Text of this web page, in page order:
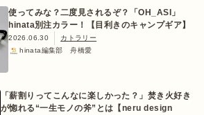
使ってみな？二度見されるぞ？「OH_ASI」
hinata別注カラー！【目利きのキャンプギア】
2026.06.30
カトラリー
hinata編集部 舟橋愛
「薪割りってこんなに楽しかった？」焚き火好き
が惚れる“一生モノの斧”とは【neru design